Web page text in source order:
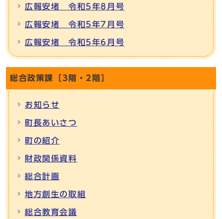
広報安堵 令和5年8月号
広報安堵 令和5年7月号
広報安堵 令和5年6月号
総合政策課［3階・2階］
お知らせ
町長あいさつ
町の紹介
財政関係資料
総合計画
地方創生の取組
総合教育会議